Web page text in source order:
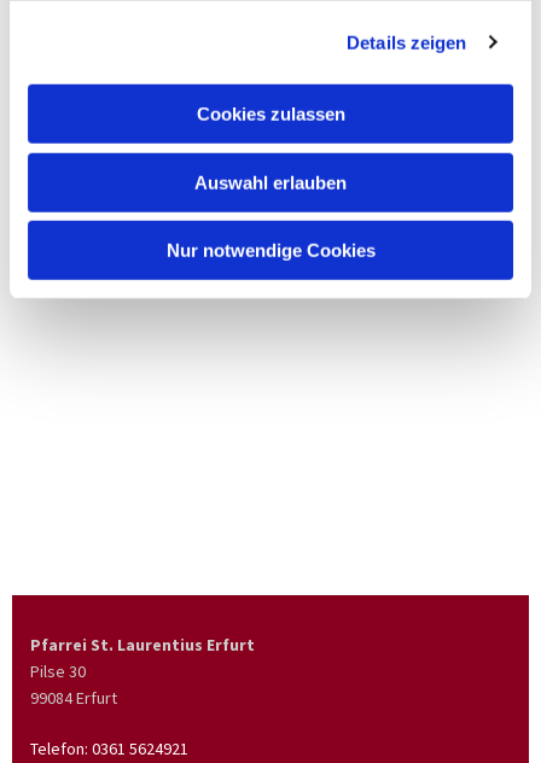
Details zeigen
Cookies zulassen
Auswahl erlauben
Nur notwendige Cookies
Pfarrei St. Laurentius Erfurt
Pilse 30
99084 Erfurt
Telefon: 0361 5624921